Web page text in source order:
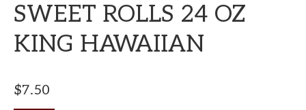
SWEET ROLLS 24 OZ
KING HAWAIIAN
$7.50